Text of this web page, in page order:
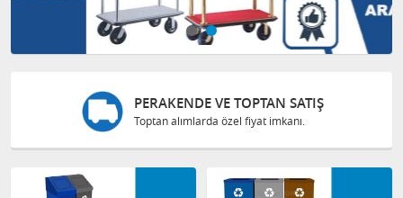
GÜVENLI ALIŞVERIŞ
Bilgileriniz 128 Bit SSL ile güvende